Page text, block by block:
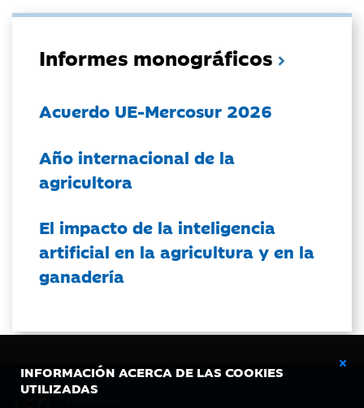
INFORMACIÓN ACERCA DE LAS COOKIES
UTILIZADAS
Informes monográficos
Acuerdo UE-Mercosur 2026
Año internacional de la
agricultora
El impacto de la inteligencia
artificial en la agricultura y en la
ganadería